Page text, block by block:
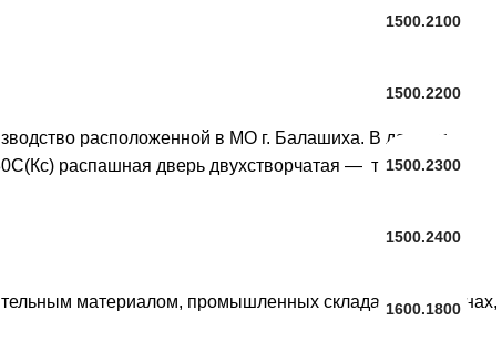
1500.2100
1500.2200
1500.2300
1500.2400
1600.1800
расположенной в МО г. Балашиха. В данном
распашная дверь двухстворчатая — так и двери
материалом, промышленных складах, ресторанах,